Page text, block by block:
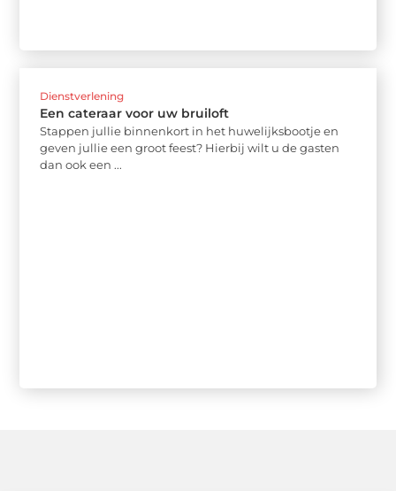
Dienstverlening
Een cateraar voor uw bruiloft
Stappen jullie binnenkort in het huwelijksbootje en
geven jullie een groot feest? Hierbij wilt u de gasten
dan ook een ...